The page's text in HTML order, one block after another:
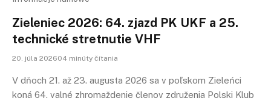
Zieleniec 2026: 64. zjazd PK UKF a 25.
technické stretnutie VHF
20. júla 202604 minúty čítania
V dňoch 21. až 23. augusta 2026 sa v poľskom Zieleńci
koná 64. valné zhromaždenie členov združenia Polski Klub